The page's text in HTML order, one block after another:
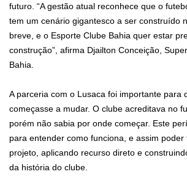
futuro. “A gestão atual reconhece que o
tem um cenário gigantesco a ser construído
breve, e o Esporte Clube Bahia quer estar
construção”, afirma Djailton Conceição,
Bahia.
A parceria com o Lusaca foi importante para
começasse a mudar. O clube acreditava no
porém não sabia por onde começar. Este
para entender como funciona, e assim
projeto, aplicando recurso direto e
da história do clube.